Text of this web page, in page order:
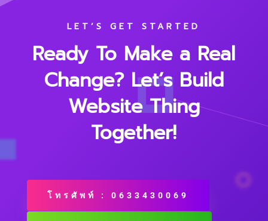
LET’S GET STARTED
Ready To Make a Real
Change? Let’s Build
Website Thing
Together!
โทรศัพท์ : 0633430069